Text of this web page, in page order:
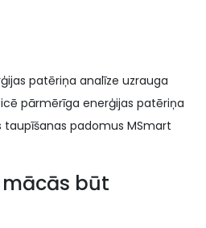
patēriņa analīze uzrauga
pārmērīga enerģijas patēriņa
taupīšanas padomus MSmart
būt